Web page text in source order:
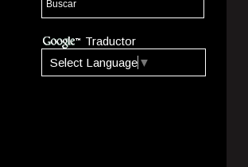
Traductor
Select Language ▼